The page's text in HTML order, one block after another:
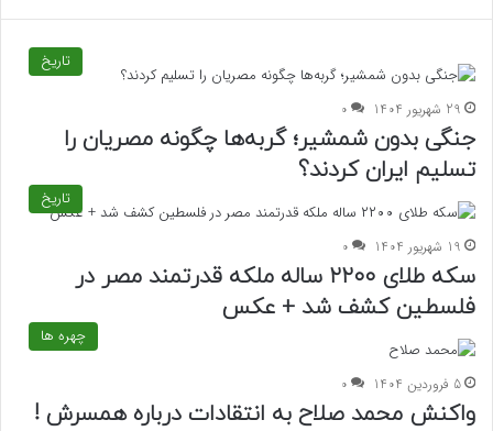
تاریخ
29 شهریور 1404 0
جنگی بدون شمشیر؛ گربه‌ها چگونه مصریان را
تسلیم ایران کردند؟
تاریخ
19 شهریور 1404 0
سکه طلای ۲۲۰۰ ساله ملکه قدرتمند مصر در
فلسطین کشف شد + عکس
چهره ها
5 فروردین 1404 0
واکنش محمد صلاح به انتقادات درباره همسرش !